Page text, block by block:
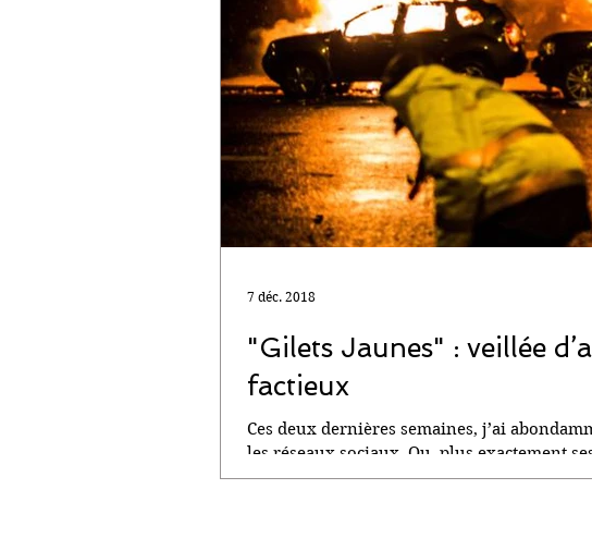
"Gilets Jaunes" : veillée
factieux
Ces deux dernières semaines, j’ai
les réseaux sociaux. Ou, plus exactement
7 déc. 2018